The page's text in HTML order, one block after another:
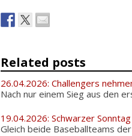
Related posts
26.04.2026: Challengers
Nach nur einem Sieg aus den
19.04.2026: Schwarzer
Gleich beide Baseballteams